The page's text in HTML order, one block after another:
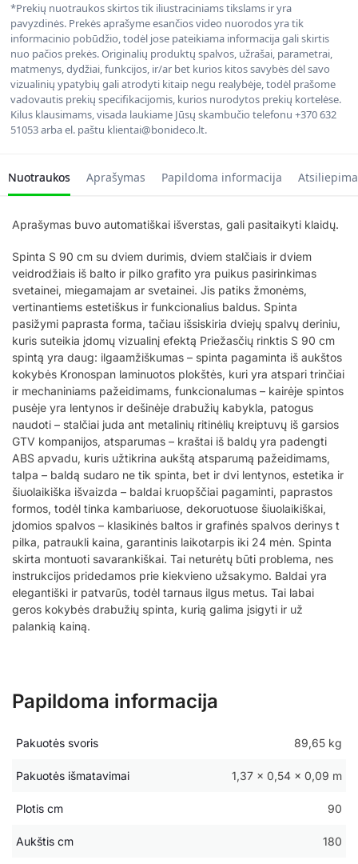
*Prekių nuotraukos skirtos tik iliustraciniams tikslams ir yra
pavyzdinės. Prekės aprašyme esančios video nuorodos yra tik
informacinio pobūdžio, todėl jose pateikiama informacija gali skirtis
nuo pačios prekės. Originalių produktų spalvos, užrašai, parametrai,
matmenys, dydžiai, funkcijos, ir/ar bet kurios kitos savybės dėl savo
vizualinių ypatybių gali atrodyti kitaip negu realybėje, todėl prašome
vadovautis prekių specifikacijomis, kurios nurodytos prekių kortelėse.
Kilus klausimams, visada laukiame Jūsų skambučio telefonu +370 632
51053 arba el. paštu klientai@bonideco.lt.
Nuotraukos Aprašymas Papildoma informacija
Aprašymas buvo automatiškai išverstas, gali pasitaikyti klaidų.
Spinta S 90 cm su dviem durimis, dviem stalčiais ir dviem
veidrodžiais iš balto ir pilko grafito yra puikus pasirinkimas
svetainei, miegamajam ar svetainei. Jis patiks žmonėms,
vertinantiems estetiškus ir funkcionalius baldus. Spinta
pasižymi paprasta forma, tačiau išsiskiria dviejų spalvų deriniu,
kuris suteikia įdomų vizualinį efektą Priežasčių rinktis S 90 cm
spintą yra daug: ilgaamžiškumas – spinta pagaminta iš aukštos
kokybės Kronospan laminuotos plokštės, kuri yra atspari trinčiai
ir mechaniniams pažeidimams, funkcionalumas – kairėje spintos
pusėje yra lentynos ir dešinėje drabužių kabykla, patogus
naudoti – stalčiai juda ant metalinių ritinėlių kreiptuvų iš garsios
GTV kompanijos, atsparumas – kraštai iš baldų yra padengti
ABS apvadu, kuris užtikrina aukštą atsparumą pažeidimams,
talpa – baldą sudaro ne tik spinta, bet ir dvi lentynos, estetika ir
šiuolaikiška išvaizda – baldai kruopščiai pagaminti, paprastos
formos, todėl tinka kambariuose, dekoruotuose šiuolaikiškai,
įdomios spalvos – klasikinės baltos ir grafinės spalvos derinys t
pilka, patraukli kaina, garantinis laikotarpis iki 24 mėn. Spinta
skirta montuoti savarankiškai. Tai neturėtų būti problema, nes
instrukcijos pridedamos prie kiekvieno užsakymo. Baldai yra
elegantiški ir patvarūs, todėl tarnaus ilgus metus. Tai labai
geros kokybės drabužių spinta, kurią galima įsigyti ir už
palankią kainą.
Papildoma informacija
Pakuotės svoris 89,65 kg
Pakuotės išmatavimai 1,37 × 0,54 × 0,09 m
Plotis cm 90
Aukštis cm 180